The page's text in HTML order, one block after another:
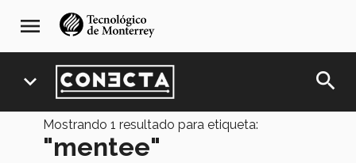
navegación
principal
menu
expand_more search
Mostrando 1 resultado para etiqueta:
"mentee"